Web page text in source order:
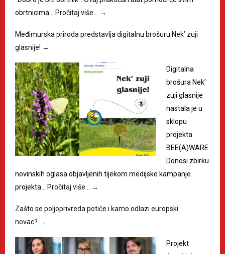
obrtnicima… Pročitaj više… →
Međimurska priroda predstavlja digitalnu brošuru Nek’ zuji
glasnije! →
Digitalna
brošura Nek’
zuji glasnije
nastala je u
sklopu
projekta
BEE(A)WARE.
Donosi zbirku
novinskih oglasa objavljenih tijekom medijske kampanje
projekta… Pročitaj više… →
Zašto se poljoprivreda potiče i kamo odlazi europski
novac? →
Projekt